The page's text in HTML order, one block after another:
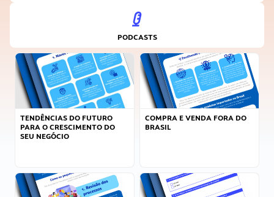
PODCASTS
TENDÊNCIAS DO FUTURO
PARA O CRESCIMENTO DO
SEU NEGÓCIO
COMPRA E VENDA FORA DO
BRASIL